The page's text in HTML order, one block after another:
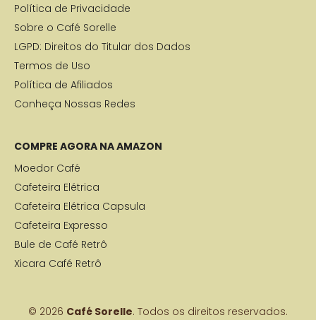
Política de Privacidade
Sobre o Café Sorelle
LGPD: Direitos do Titular dos Dados
Termos de Uso
Política de Afiliados
Conheça Nossas Redes
COMPRE AGORA NA AMAZON
Moedor Café
Cafeteira Elétrica
Cafeteira Elétrica Capsula
Cafeteira Expresso
Bule de Café Retrô
Xicara Café Retrô
© 2026 Café Sorelle. Todos os direitos reservados.